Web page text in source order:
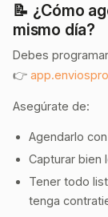
📝 ¿Cómo
mismo día?
Debes
👉
Asegúrate de:
Agendarlo
Capturar bien
Tener todo
tenga